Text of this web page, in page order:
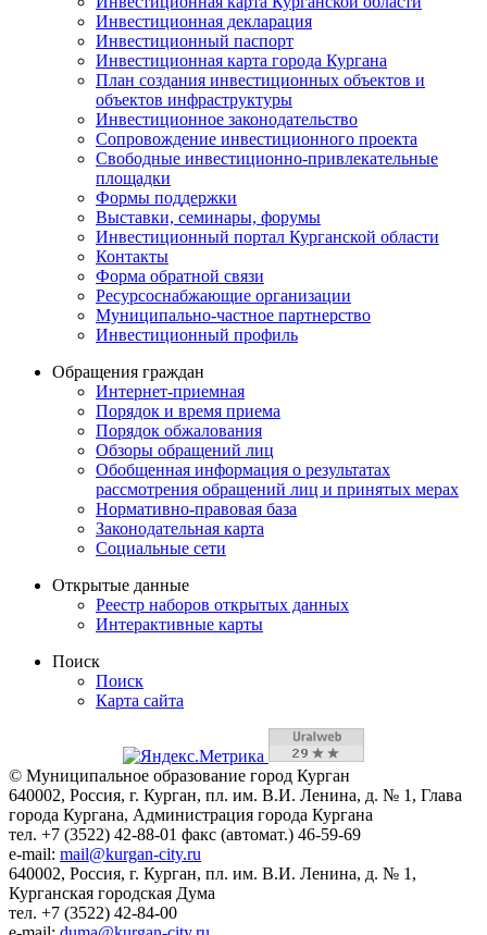
Инвестиционная декларация
Инвестиционный паспорт
Инвестиционная карта города Кургана
План создания инвестиционных объектов и
объектов инфраструктуры
Инвестиционное законодательство
Сопровождение инвестиционного проекта
Свободные инвестиционно-привлекательные
площадки
Формы поддержки
Выставки, семинары, форумы
Инвестиционный портал Курганской области
Контакты
Форма обратной связи
Ресурсоснабжающие организации
Муниципально-частное партнерство
Инвестиционный профиль
Обращения граждан
Интернет-приемная
Порядок и время приема
Порядок обжалования
Обзоры обращений лиц
Обобщенная информация о результатах
рассмотрения обращений лиц и принятых мерах
Нормативно-правовая база
Законодательная карта
Социальные сети
Открытые данные
Реестр наборов открытых данных
Интерактивные карты
Поиск
Поиск
Карта сайта
© Муниципальное образование город Курган
640002, Россия, г. Курган, пл. им. В.И. Ленина, д. № 1, Глава
города Кургана, Администрация города Кургана
тел. +7 (3522) 42-88-01 факс (автомат.) 46-59-69
e-mail: mail@kurgan-city.ru
640002, Россия, г. Курган, пл. им. В.И. Ленина, д. № 1,
Курганская городская Дума
тел. +7 (3522) 42-84-00